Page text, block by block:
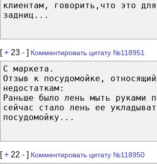
клиентам, говорить,что это
задниц...
[+ 23 - ] Комментировать цитату №118951
С маркета.
Отзыв к посудомойке,
недостаткам:
Раньше было лень мыть руками
сейчас стало лень ее
посудомойку...
[+ 22 - ] Комментировать цитату №118950